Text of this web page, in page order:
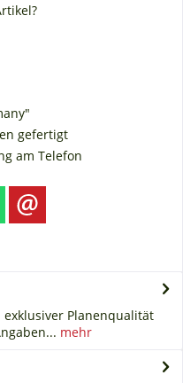
gefertigt
am Telefon
exklusiver Planenqualität
mehr